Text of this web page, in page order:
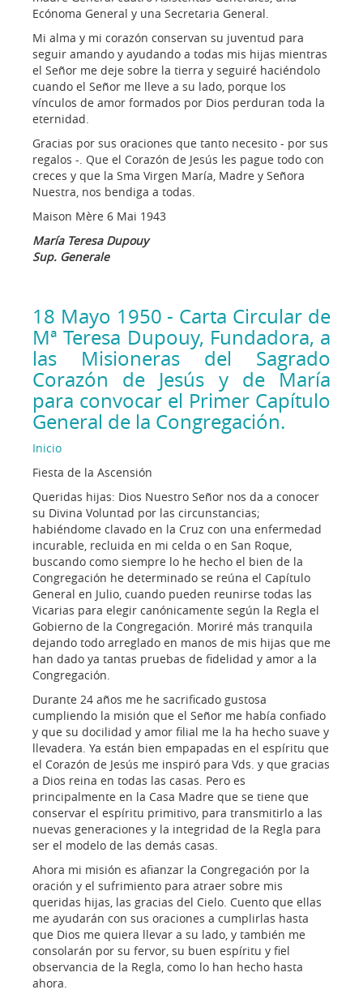
Ecónoma General y una Secretaria General.
Mi alma y mi corazón conservan su juventud para
seguir amando y ayudando a todas mis hijas mientras
el Señor me deje sobre la tierra y seguiré haciéndolo
cuando el Señor me lleve a su lado, porque los
vínculos de amor formados por Dios perduran toda la
eternidad.
Gracias por sus oraciones que tanto necesito - por sus
regalos -. Que el Corazón de Jesús les pague todo con
creces y que la Sma Virgen María, Madre y Señora
Nuestra, nos bendiga a todas.
Maison Mère 6 Mai 1943
María Teresa Dupouy
Sup. Generale
18 Mayo 1950 - Carta Circular de
Mª Teresa Dupouy, Fundadora, a
las Misioneras del Sagrado
Corazón de Jesús y de María
para convocar el Primer Capítulo
General de la Congregación.
Inicio
Fiesta de la Ascensión
Queridas hijas: Dios Nuestro Señor nos da a conocer
su Divina Voluntad por las circunstancias;
habiéndome clavado en la Cruz con una enfermedad
incurable, recluida en mi celda o en San Roque,
buscando como siempre lo he hecho el bien de la
Congregación he determinado se reúna el Capítulo
General en Julio, cuando pueden reunirse todas las
Vicarias para elegir canónicamente según la Regla el
Gobierno de la Congregación. Moriré más tranquila
dejando todo arreglado en manos de mis hijas que me
han dado ya tantas pruebas de fidelidad y amor a la
Congregación.
Durante 24 años me he sacrificado gustosa
cumpliendo la misión que el Señor me había confiado
y que su docilidad y amor filial me la ha hecho suave y
llevadera. Ya están bien empapadas en el espíritu que
el Corazón de Jesús me inspiró para Vds. y que gracias
a Dios reina en todas las casas. Pero es
principalmente en la Casa Madre que se tiene que
conservar el espíritu primitivo, para transmitirlo a las
nuevas generaciones y la integridad de la Regla para
ser el modelo de las demás casas.
Ahora mi misión es afianzar la Congregación por la
oración y el sufrimiento para atraer sobre mis
queridas hijas, las gracias del Cielo. Cuento que ellas
me ayudarán con sus oraciones a cumplirlas hasta
que Dios me quiera llevar a su lado, y también me
consolarán por su fervor, su buen espíritu y fiel
observancia de la Regla, como lo han hecho hasta
ahora.